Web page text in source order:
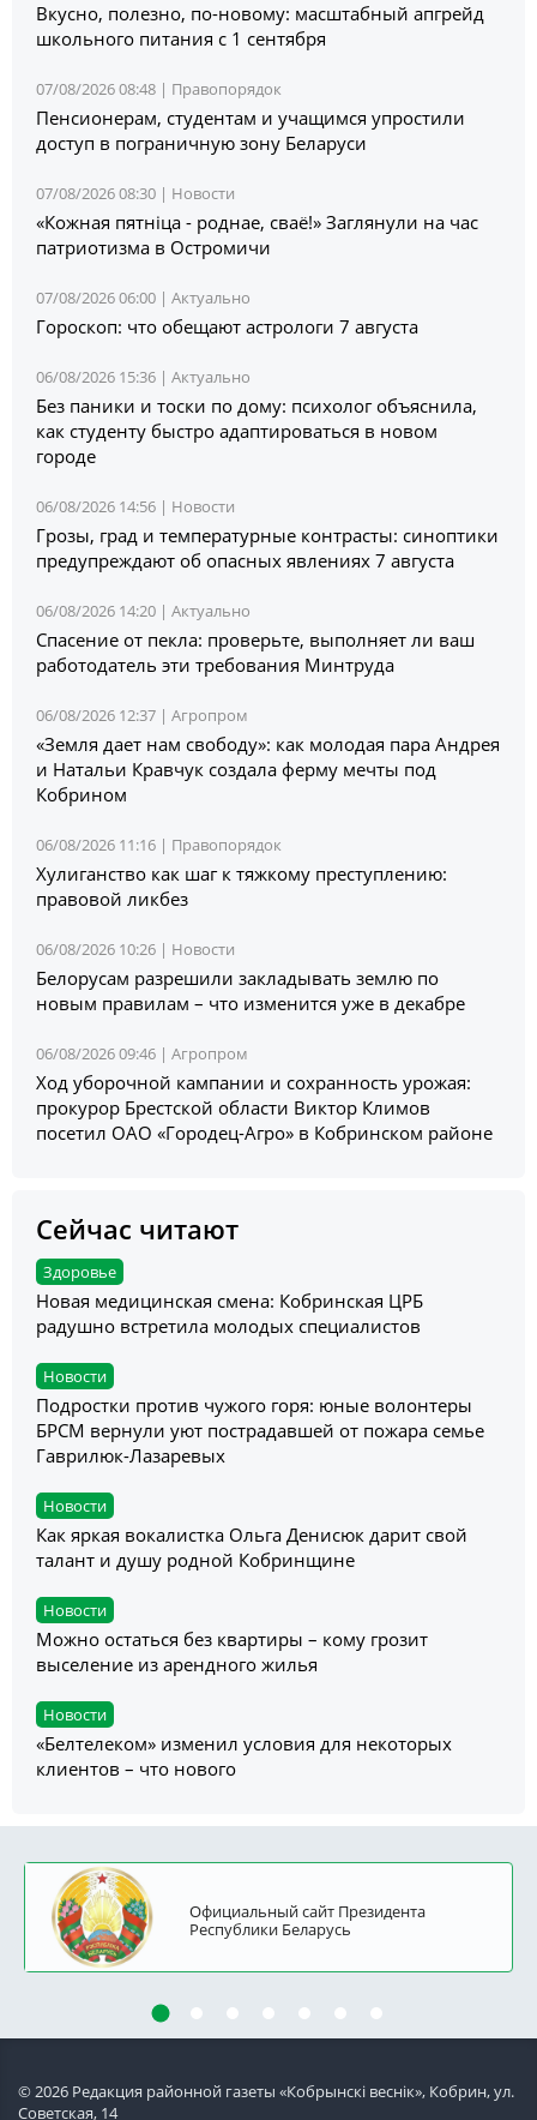
Вкусно, полезно, по-новому: масштабный апгрейд
школьного питания с 1 сентября
07/08/2026 08:48 | Правопорядок
Пенсионерам, студентам и учащимся упростили
доступ в пограничную зону Беларуси
07/08/2026 08:30 | Новости
«Кожная пятніца - роднае, сваё!» Заглянули на час
патриотизма в Остромичи
07/08/2026 06:00 | Актуально
Гороскоп: что обещают астрологи 7 августа
06/08/2026 15:36 | Актуально
Без паники и тоски по дому: психолог объяснила,
как студенту быстро адаптироваться в новом
городе
06/08/2026 14:56 | Новости
Грозы, град и температурные контрасты: синоптики
предупреждают об опасных явлениях 7 августа
06/08/2026 14:20 | Актуально
Спасение от пекла: проверьте, выполняет ли ваш
работодатель эти требования Минтруда
06/08/2026 12:37 | Агропром
«Земля дает нам свободу»: как молодая пара Андрея
и Натальи Кравчук создала ферму мечты под
Кобрином
06/08/2026 11:16 | Правопорядок
Хулиганство как шаг к тяжкому преступлению:
правовой ликбез
06/08/2026 10:26 | Новости
Белорусам разрешили закладывать землю по
новым правилам – что изменится уже в декабре
06/08/2026 09:46 | Агропром
Ход уборочной кампании и сохранность урожая:
прокурор Брестской области Виктор Климов
посетил ОАО «Городец-Агро» в Кобринском районе
Сейчас читают
Здоровье
Новая медицинская смена: Кобринская ЦРБ
радушно встретила молодых специалистов
Новости
Подростки против чужого горя: юные волонтеры
БРСМ вернули уют пострадавшей от пожара семье
Гаврилюк-Лазаревых
Новости
Как яркая вокалистка Ольга Денисюк дарит свой
талант и душу родной Кобринщине
Новости
Можно остаться без квартиры – кому грозит
выселение из арендного жилья
Новости
«Белтелеком» изменил условия для некоторых
клиентов – что нового
Официальный сайт Президента
Республики Беларусь
© 2026 Редакция районной газеты «Кобрынскi веснiк», Кобрин, ул.
Советская, 14